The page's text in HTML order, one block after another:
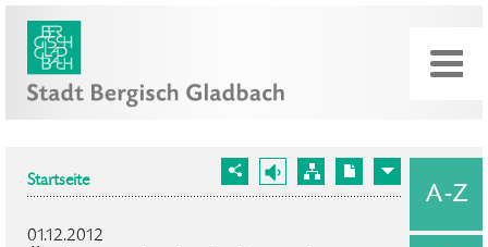
Startseite
01.12.2012